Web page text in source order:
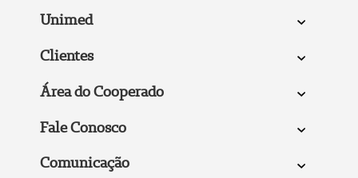
Unimed
Clientes
Área do Cooperado
Fale Conosco
Comunicação